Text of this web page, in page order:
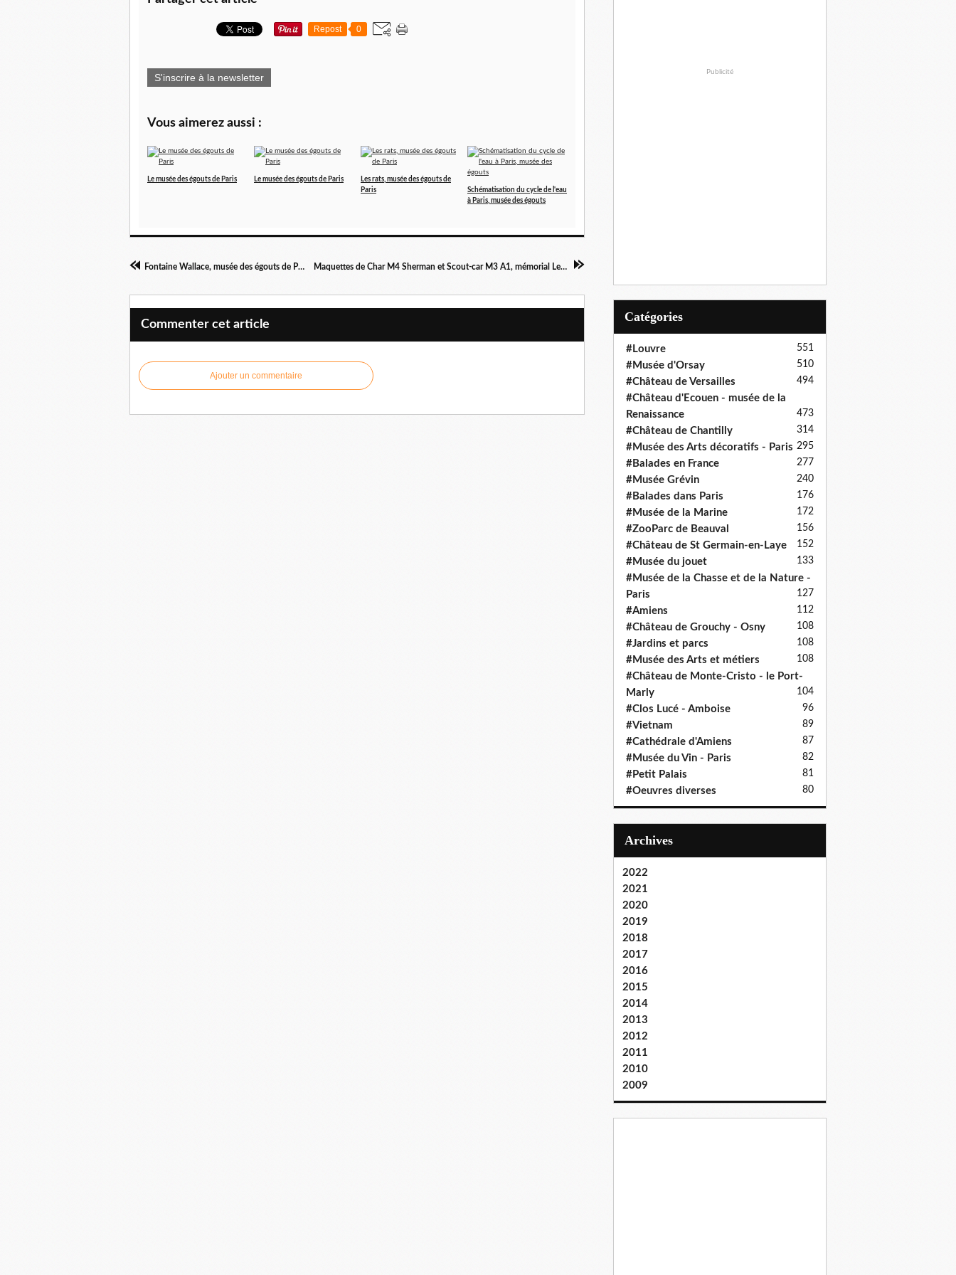
Repost 0
S'inscrire à la newsletter
Vous aimerez aussi :
Le musée des égouts de Paris Le musée des égouts de Paris
Les rats, musée des égouts de
Paris
Schématisation du cycle de l'eau
à Paris, musée des égouts
Fontaine Wallace, musée des égouts de Paris Maquettes de Char M4 Sherman et Scout-car M3 A1, mémorial Leclerc
Commenter cet article
Ajouter un commentaire
Publicité
Catégories
#Louvre 551
#Musée d'Orsay 510
#Château de Versailles 494
#Château d'Ecouen - musée de la
Renaissance
473
#Château de Chantilly 314
#Musée des Arts décoratifs - Paris 295
#Balades en France 277
#Musée Grévin 240
#Balades dans Paris 176
#Musée de la Marine 172
#ZooParc de Beauval 156
#Château de St Germain-en-Laye 152
#Musée du jouet 133
#Musée de la Chasse et de la Nature -
Paris
127
#Amiens 112
#Château de Grouchy - Osny 108
#Jardins et parcs 108
#Musée des Arts et métiers 108
#Château de Monte-Cristo - le Port-
Marly
104
#Clos Lucé - Amboise 96
#Vietnam 89
#Cathédrale d'Amiens 87
#Musée du Vin - Paris 82
#Petit Palais 81
#Oeuvres diverses 80
Archives
2022
2021
2020
2019
2018
2017
2016
2015
2014
2013
2012
2011
2010
2009